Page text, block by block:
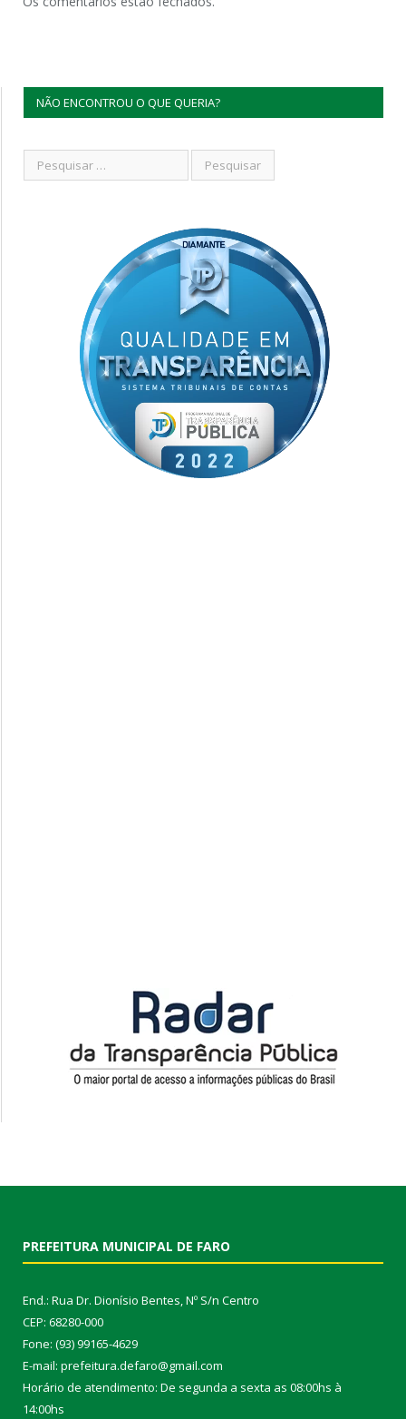
NÃO ENCONTROU O QUE QUERIA?
PREFEITURA MUNICIPAL DE FARO
End.: Rua Dr. Dionísio Bentes, Nº S/n Centro
CEP: 68280-000
Fone: (93) 99165-4629
E-mail: prefeitura.defaro@gmail.com
Horário de atendimento: De segunda a sexta as 08:00hs à
14:00hs